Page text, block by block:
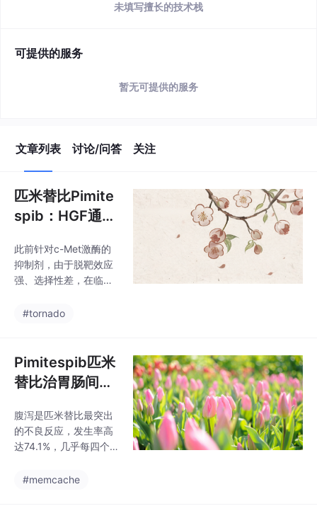
未填写擅长的技术栈
可提供的服务
暂无可提供的服务
文章列表 讨论/问答 关注
匹米替比Pimite
spib：HGF通路
新选择
此前针对c-Met激酶的
抑制剂，由于脱靶效应
强、选择性差，在临床
性结果，而匹米替比作
接靶向HGF配体，完全
阻断其与c-Met受体的
结合，从上游切断异常
酶抑制剂常见的脱靶耐
药问题，对HGF通路异
常激活的难治性肉瘤展
在HGF过表达的晚期脂
#tornado
Pimitespib匹米
替比治胃肠间质
乏，严重肝损患
者禁用
腹泻是匹米替比最突出
的不良反应，发生率高
达74.1%，几乎每四个
经历不同程度的腹泻。
#memcache